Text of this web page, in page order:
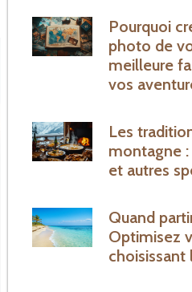
Pourquoi
photo de
meilleure
vos
Les
montagne
et autres
Quand
Optimisez
choisissant